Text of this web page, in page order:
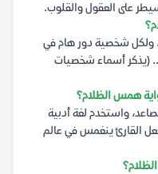
على العقول والقلوب.
ولكل شخصية دور هام في
(يذكر أسماء شخصيات
همس الظلام؟
واستخدم لغة أدبية
القارئ ينغمس في عالم